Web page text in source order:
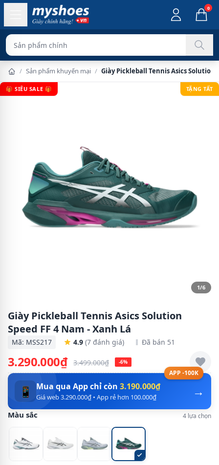
0
Sản phẩm chính hãng 100%
/ Sản phẩm khuyến mại / Giày Pickleball Tennis Asics Solution
🎁 SIÊU SALE 🎁 TẶNG TẤT
1/6
Giày Pickleball Tennis Asics Solution
Speed FF 4 Nam - Xanh Lá
Mã: MSS217 4.9 (7 đánh giá) Đã bán 51
3.290.000₫ 3.499.000₫ -6%
APP -100K
→
📱 Mua qua App chỉ còn 3.190.000₫
Giá web 3.290.000₫ • App rẻ hơn 100.000₫
Màu sắc 4 lựa chọn